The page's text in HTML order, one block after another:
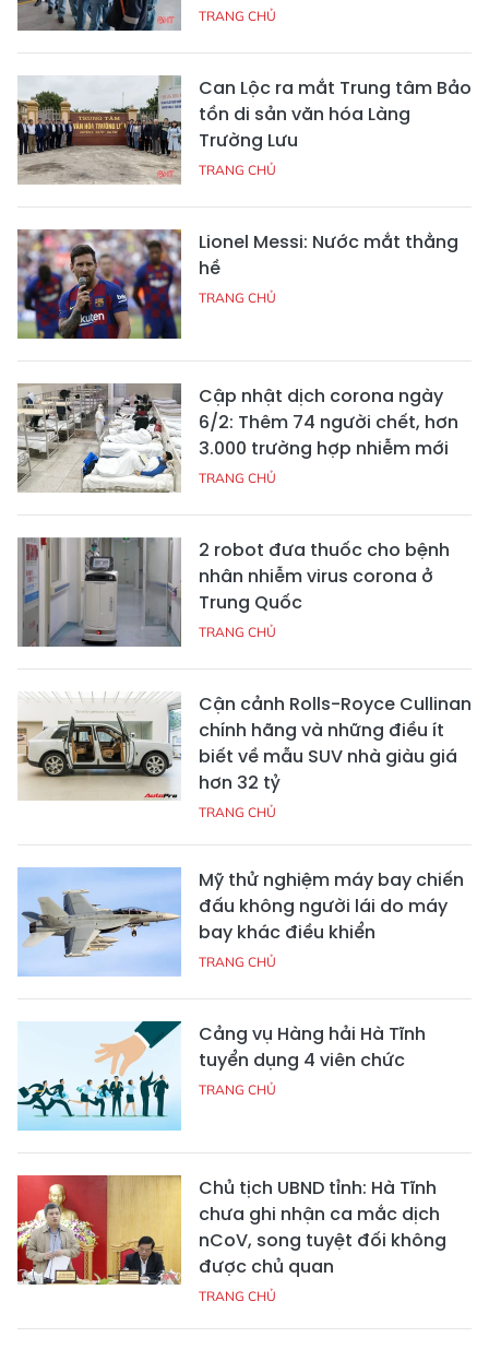
TRANG CHỦ
Can Lộc ra mắt Trung tâm Bảo
tồn di sản văn hóa Làng
Trường Lưu
TRANG CHỦ
Lionel Messi: Nước mắt thằng
hề
TRANG CHỦ
Cập nhật dịch corona ngày
6/2: Thêm 74 người chết, hơn
3.000 trường hợp nhiễm mới
TRANG CHỦ
2 robot đưa thuốc cho bệnh
nhân nhiễm virus corona ở
Trung Quốc
TRANG CHỦ
Cận cảnh Rolls-Royce Cullinan
chính hãng và những điều ít
biết về mẫu SUV nhà giàu giá
hơn 32 tỷ
TRANG CHỦ
Mỹ thử nghiệm máy bay chiến
đấu không người lái do máy
bay khác điều khiển
TRANG CHỦ
Cảng vụ Hàng hải Hà Tĩnh
tuyển dụng 4 viên chức
TRANG CHỦ
Chủ tịch UBND tỉnh: Hà Tĩnh
chưa ghi nhận ca mắc dịch
nCoV, song tuyệt đối không
được chủ quan
TRANG CHỦ